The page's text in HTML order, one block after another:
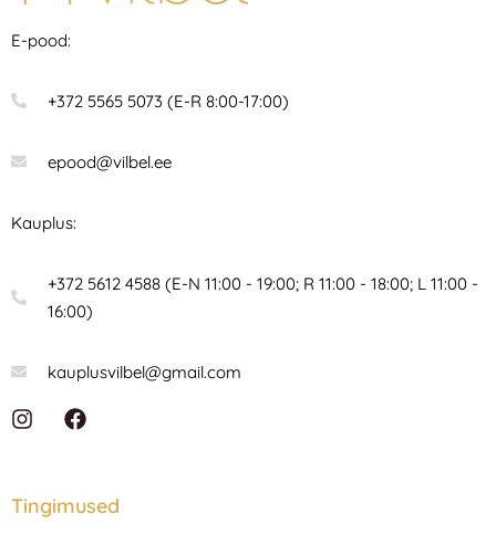
E-pood:
+372 5565 5073 (E-R 8:00-17:00)
epood@vilbel.ee
Kauplus:
+372 5612 4588 (E-N 11:00 - 19:00; R 11:00 - 18:00; L 11:00 -
16:00)
kauplusvilbel@gmail.com
I
a
F
a
b
Tingimused